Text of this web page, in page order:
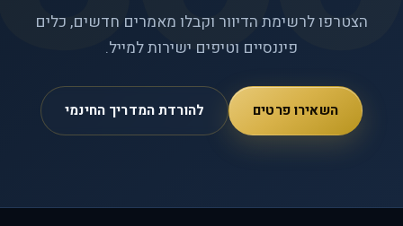
הצטרפו לרשימת הדיוור וקבלו מאמרים חדשים, כלים
פיננסיים וטיפים ישירות למייל.
השאירו פרטים להורדת המדריך החינמי